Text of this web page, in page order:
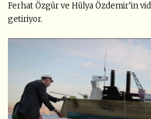
Ferhat Özgür ve Hülya Özdemir’in
getiriyor.